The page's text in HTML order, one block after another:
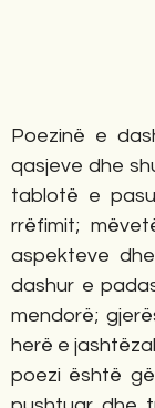
Poezinë e
qasjeve dhe
tablotë e
rrëfimit;
aspekteve
dashur e
mendorë;
herë e
poezi është